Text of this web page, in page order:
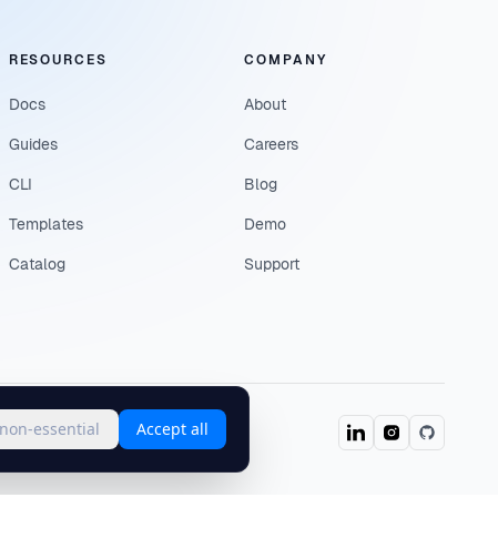
essential Accept all
RESOURCES
Docs
Guides
CLI
Templates
Catalog
COMPANY
About
Careers
Blog
Demo
Support